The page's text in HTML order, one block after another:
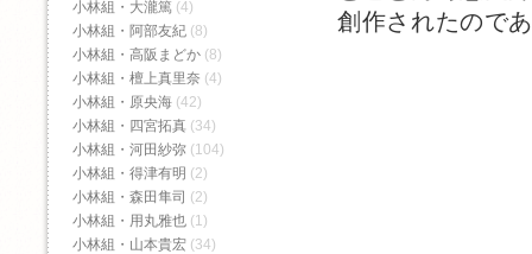
創作されたので
小林組・大瀧篤 (4)
小林組・阿部友紀 (8)
小林組・高阪まどか (8)
小林組・檀上真里奈 (4)
小林組・原央海 (42)
小林組・四宮拓真 (34)
小林組・河田紗弥 (104)
小林組・得津有明 (2)
小林組・森田隼司 (2)
小林組・用丸雅也 (1)
小林組・山本貴宏 (34)